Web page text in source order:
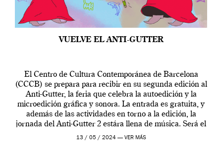
VUELVE EL ANTI-GUTTER
El Centro de Cultura Contemporánea de Barcelona
(CCCB) se prepara para recibir en su segunda edición al
Anti-Gutter, la feria que celebra la autoedición y la
microedición gráfica y sonora. La entrada es gratuita, y
además de las actividades en torno a la edición, la
jornada del Anti-Gutter 2 estára llena de música. Será el
[…]
13 / 05 / 2024 — VER MÁS